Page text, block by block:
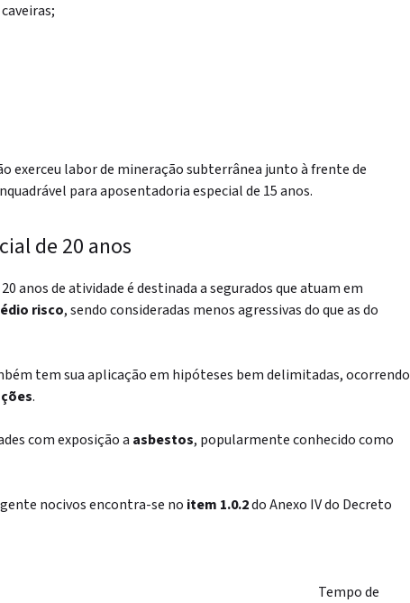
exerceu labor de mineração subterrânea junto à frente de
para aposentadoria especial de 15 anos.
de 20 anos
anos de atividade é destinada a segurados que atuam em
risco, sendo consideradas menos agressivas do que as do
tem sua aplicação em hipóteses bem delimitadas, ocorrendo
.
com exposição a asbestos, popularmente conhecido como
nocivos encontra-se no item 1.0.2do Anexo IV do Decreto
Tempo de